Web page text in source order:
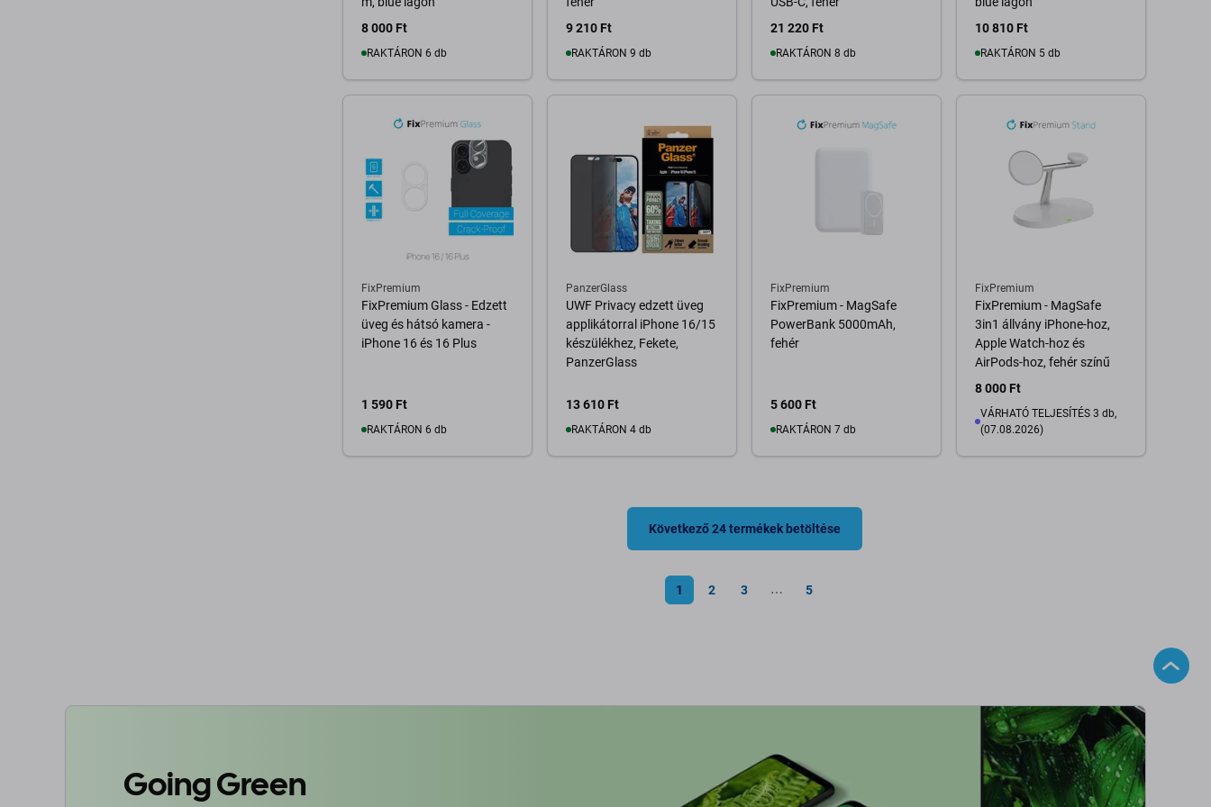
8 000 Ft
RAKTÁRON 6 db
9 210 Ft
RAKTÁRON 9 db
21 220 Ft
RAKTÁRON 8 db
10 810 Ft
RAKTÁRON 5 db
FixPremium
FixPremium Glass - Edzett
üveg és hátsó kamera -
iPhone 16 és 16 Plus
1 590 Ft
RAKTÁRON 6 db
PanzerGlass
UWF Privacy edzett üveg
applikátorral iPhone 16/15
készülékhez, Fekete,
PanzerGlass
13 610 Ft
RAKTÁRON 4 db
FixPremium
FixPremium - MagSafe
PowerBank 5000mAh,
fehér
5 600 Ft
RAKTÁRON 7 db
FixPremium
FixPremium - MagSafe
3in1 állvány iPhone-hoz,
Apple Watch-hoz és
AirPods-hoz, fehér színű
8 000 Ft
VÁRHATÓ TELJESÍTÉS 3 db,
(07.08.2026)
Következő 24 termékek betöltése
1 2 3 ⋯ 5
Going Green